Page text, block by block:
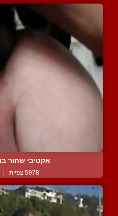
אקטיבי שחור
5978 צפיות |